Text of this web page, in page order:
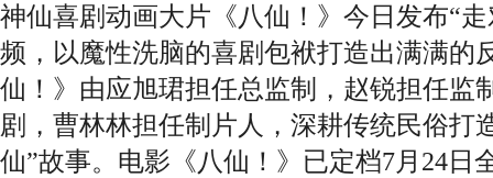
神仙喜剧动画大片《八仙！》今日发布“
频，以魔性洗脑的喜剧包袱打造出满满的
仙！》由应旭珺担任总监制，赵锐担任监
剧，曹林林担任制片人，深耕传统民俗打
仙”故事。电影《八仙！》已定档7月24日